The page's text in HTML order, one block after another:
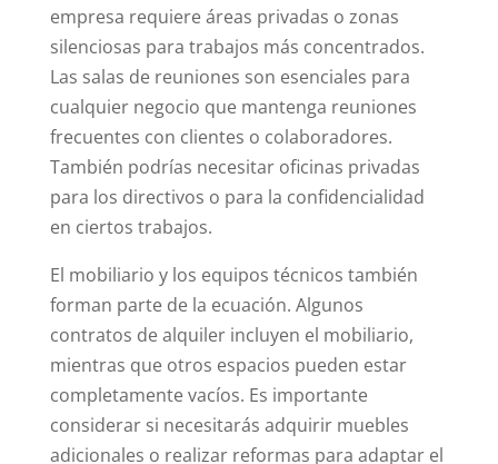
empresa requiere áreas privadas o zonas
silenciosas para trabajos más concentrados.
Las salas de reuniones son esenciales para
cualquier negocio que mantenga reuniones
frecuentes con clientes o colaboradores.
También podrías necesitar oficinas privadas
para los directivos o para la confidencialidad
en ciertos trabajos.
El mobiliario y los equipos técnicos también
forman parte de la ecuación. Algunos
contratos de alquiler incluyen el mobiliario,
mientras que otros espacios pueden estar
completamente vacíos. Es importante
considerar si necesitarás adquirir muebles
adicionales o realizar reformas para adaptar el